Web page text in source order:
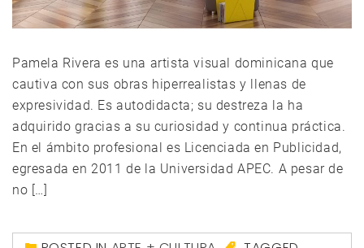
Pamela Rivera es una artista visual dominicana que
cautiva con sus obras hiperrealistas y llenas de
expresividad. Es autodidacta; su destreza la ha
adquirido gracias a su curiosidad y continua práctica.
En el ámbito profesional es Licenciada en Publicidad,
egresada en 2011 de la Universidad APEC. A pesar de
no […]